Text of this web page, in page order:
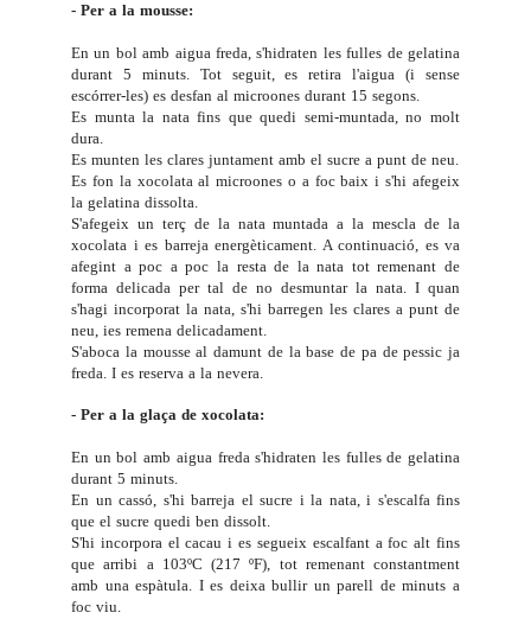
- Per a la mousse:
En un bol amb aigua freda, s'hidraten les fulles de gelatina
durant 5 minuts. Tot seguit, es retira l'aigua (i sense
escórrer-les) es desfan al microones durant 15 segons.
Es munta la nata fins que quedi semi-muntada, no molt
dura.
Es munten les clares juntament amb el sucre a punt de neu.
Es fon la xocolata al microones o a foc baix i s'hi afegeix
la gelatina dissolta.
S'afegeix un terç de la nata muntada a la mescla de la
xocolata i es barreja energèticament. A continuació, es va
afegint a poc a poc la resta de la nata tot remenant de
forma delicada per tal de no desmuntar la nata. I quan
s'hagi incorporat la nata, s'hi barregen les clares a punt de
neu, ies remena delicadament.
S'aboca la mousse al damunt de la base de pa de pessic ja
freda. I es reserva a la nevera.
- Per a la glaça de xocolata:
En un bol amb aigua fredas'hidraten les fulles de gelatina
durant 5 minuts.
En un cassó, s'hi barreja el sucre i la nata, i s'escalfa fins
que el sucre quedi ben dissolt.
S'hi incorpora el cacau i es segueix escalfant a foc alt fins
que arribi a 103ºC (217 ºF), tot remenant constantment
amb una espàtula. I es deixa bullir un parell de minuts a
foc viu.